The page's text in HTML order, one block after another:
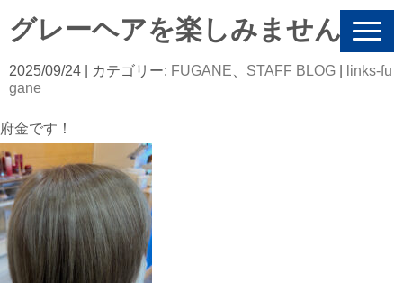
N
i
グレーヘアを楽しみませんか
2025/09/24 | カテゴリー: FUGANE STAFF BLOG
links-fu
gane
府金です！